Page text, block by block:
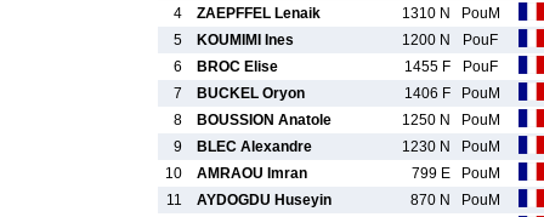
4
ZAEPFFEL Lenaik 1310 N
PouM
5
KOUMIMI Ines 1200 N
PouF
6
BROC Elise 1455 F
PouF
7
BUCKEL Oryon 1406 F
PouM
8
BOUSSION Anatole 1250 N
PouM
9
BLEC Alexandre 1230 N
PouM
10
AMRAOU Imran 799 E
PouM
11
AYDOGDU Huseyin 870 N
PouM